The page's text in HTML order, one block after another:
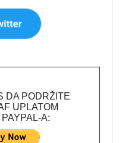
DA PODRŽITE
UPLATOM
A: